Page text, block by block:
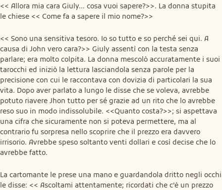
<< Allora mia cara Giuly… cosa vuoi sapere?>>. La donna stupita
le chiese << Come fa a sapere il mio nome?>>
<< Sono una sensitiva tesoro. Io so tutto e so perché sei qui. A
causa di John vero cara?>> Giuly assentì con la testa senza
parlare; era molto colpita. La donna mescolò accuratamente i suoi
tarocchi ed iniziò la lettura lasciandola senza parole per la
precisione con cui le raccontava con dovizia di particolari la sua
vita. Dopo aver parlato a lungo le disse che se voleva, avrebbe
potuto riavere Jhon tutto per sé grazie ad un rito che lo avrebbe
reso suo in modo indissolubile. <<Quanto costa?>>; si aspettava
una cifra che sicuramente non si poteva permettere, ma al
contrario fu sorpresa nello scoprire che il prezzo era davvero
irrisorio. Avrebbe speso soltanto venti dollari e così decise che lo
avrebbe fatto.
La cartomante le prese una mano e guardandola dritto negli occhi
le disse: << Ascoltami attentamente; ricordati che c’è un prezzo